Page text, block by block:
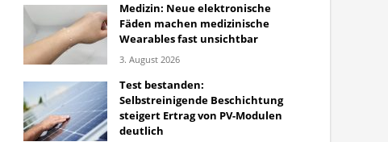
Medizin: Neue elektronische
Fäden machen medizinische
Wearables fast unsichtbar
3. August 2026
Test bestanden:
Selbstreinigende Beschichtung
steigert Ertrag von PV-Modulen
deutlich